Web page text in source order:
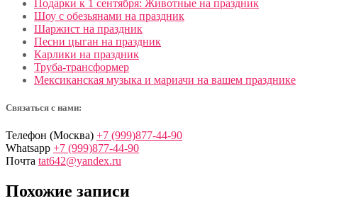
Подарки к 1 сентября: Животные на праздник
Шоу с обезьянами на праздник
Шаржист на праздник
Песни цыган на праздник
Карлики на праздник
Труба-трансформер
Мексиканская музыка и мариачи на вашем празднике
Связаться с нами:
Телефон (Москва) +7 (999)877-44-90
Whatsapp +7 (999)877-44-90
Почта tat642@yandex.ru
Похожие записи